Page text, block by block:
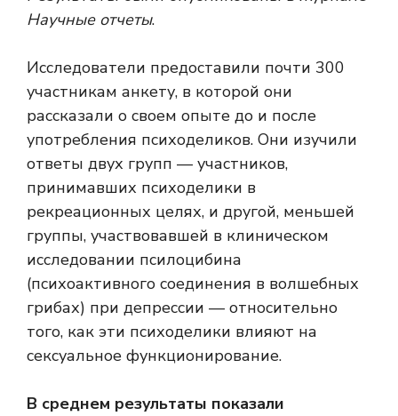
Научные отчеты.
Исследователи предоставили почти 300
участникам анкету, в которой они
рассказали о своем опыте до и после
употребления психоделиков. Они изучили
ответы двух групп — участников,
принимавших психоделики в
рекреационных целях, и другой, меньшей
группы, участвовавшей в клиническом
исследовании псилоцибина
(психоактивного соединения в волшебных
грибах) при депрессии — относительно
того, как эти психоделики влияют на
сексуальное функционирование.
В среднем результаты показали